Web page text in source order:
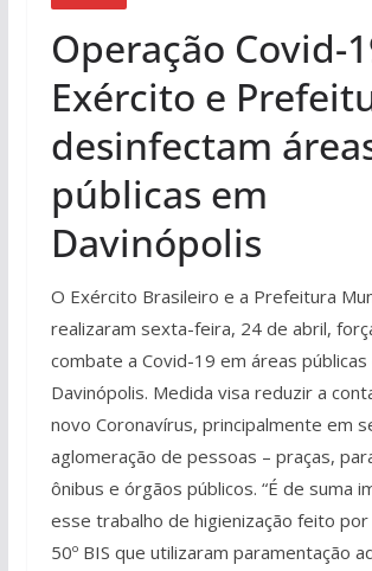
Operação Covid-
Exército e
desinfectam
públicas em
Davinópolis
O Exército Brasileiro e a Prefeitura
realizaram sexta-feira, 24 de abril,
combate a Covid-19 em áreas públicas
Davinópolis. Medida visa reduzir a
novo Coronavírus, principalmente em
aglomeração de pessoas – praças,
ônibus e órgãos públicos. “É de suma
esse trabalho de higienização feito
50º BIS que utilizaram paramentação